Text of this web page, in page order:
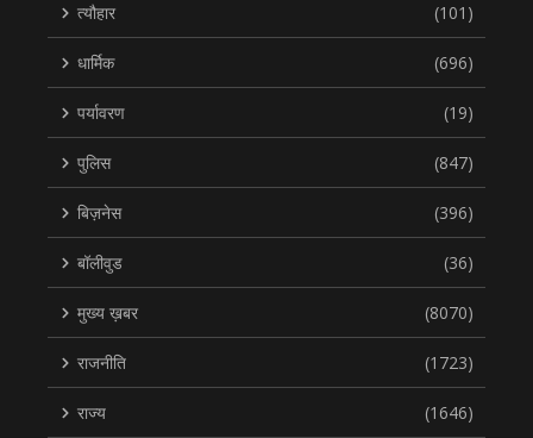
त्यौहार (101)
धार्मिक (696)
पर्यावरण (19)
पुलिस (847)
बिज़नेस (396)
बॉलीवुड (36)
मुख्य ख़बर (8070)
राजनीति (1723)
राज्य (1646)